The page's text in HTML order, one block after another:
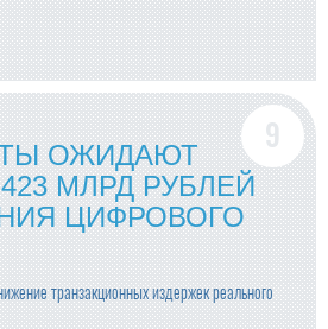
ОЖИДАЮТ
МЛРД РУБЛЕЙ
ЦИФРОВОГО
транзакционных издержек реального